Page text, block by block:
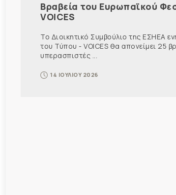
Βραβεία του Ευρωπαϊκού
VOICES
Το Διοικητικό Συμβούλιο της ΕΣΗΕΑ
του Τύπου - VOICES θα απονείμει 25
υπερασπιστές ...
14 ΙΟΥΛΙΟΥ 2026